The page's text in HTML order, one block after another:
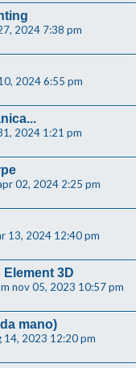
2024 7:38 pm
2024 6:55 pm
2024 1:21 pm
02, 2024 2:25 pm
13, 2024 12:40 pm
Element 3D
nov 05, 2023 10:57 pm
mano)
14, 2023 12:20 pm